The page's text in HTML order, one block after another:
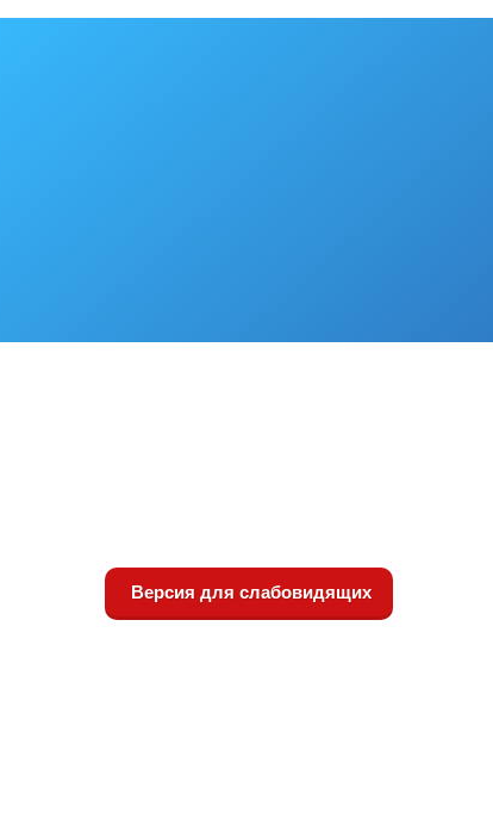
Версия для слабовидящих